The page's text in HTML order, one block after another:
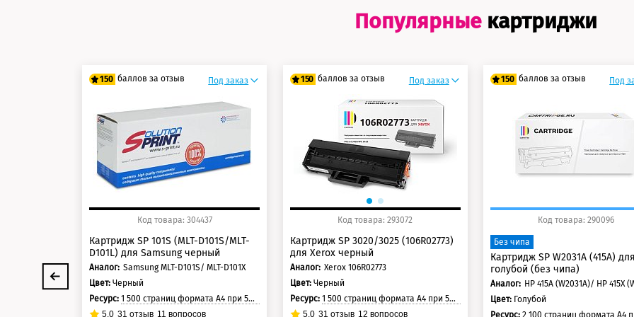
Популярныекартриджи
150 баллов за отзыв
125 баллов
150 баллов
Под заказ
Код товара: 304437
Картридж SP 101S (MLT-D101S/MLT-
D101L) для Samsung черный
Аналог: Samsung MLT-D101S/ MLT-D101X
Цвет: Черный
Ресурс:1 500 страниц формата А4 при 5% заполнении страницы
5.0 31 отзыв 11 вопросов
150 баллов за отзыв
150 баллов
Под заказ
Код товара: 293072
Картридж SP 3020/3025 (106R02773)
для Xerox черный
Аналог: Xerox 106R02773
Цвет: Черный
Ресурс: 1 500 страниц формата А4 при 5% заполнении страницы
5.0 31 отзыв 12 вопросов
150 баллов за отзыв
125 баллов
150 баллов
Под
Код товара: 290096
Без чипа
Картридж SP W2031A (415A)
голубой (без чипа)
Аналог: HP 415A (W2031A)/ HP 415X
Цвет: Голубой